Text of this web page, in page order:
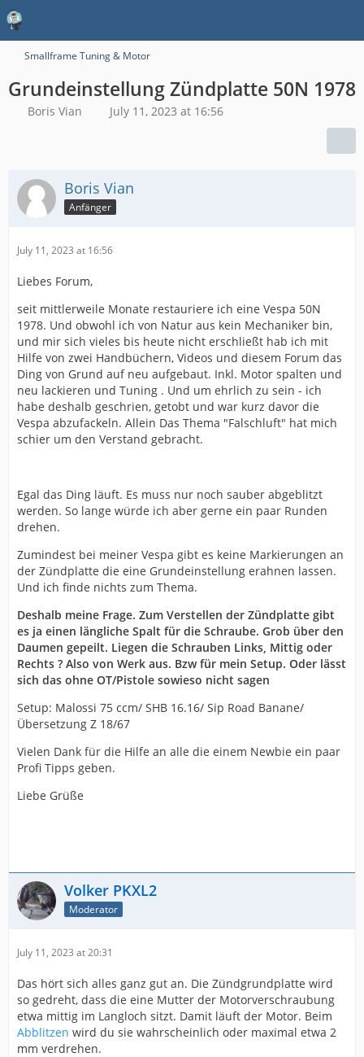
Smallframe Tuning & Motor
Grundeinstellung Zündplatte 50N 1978
Boris Vian July 11, 2023 at 16:56
Boris Vian
Anfänger
July 11, 2023 at 16:56
Liebes Forum,
seit mittlerweile Monate restauriere ich eine Vespa 50N
1978. Und obwohl ich von Natur aus kein Mechaniker bin,
und mir sich vieles bis heute nicht erschließt hab ich mit
Hilfe von zwei Handbüchern, Videos und diesem Forum das
Ding von Grund auf neu aufgebaut. Inkl. Motor spalten und
neu lackieren und Tuning . Und um ehrlich zu sein - ich
habe deshalb geschrien, getobt und war kurz davor die
Vespa abzufackeln. Allein Das Thema "Falschluft" hat mich
schier um den Verstand gebracht.
Egal das Ding läuft. Es muss nur noch sauber abgeblitzt
werden. So lange würde ich aber gerne ein paar Runden
drehen.
Zumindest bei meiner Vespa gibt es keine Markierungen an
der Zündplatte die eine Grundeinstellung erahnen lassen.
Und ich finde nichts zum Thema.
Deshalb meine Frage. Zum Verstellen der Zündplatte gibt
es ja einen längliche Spalt für die Schraube. Grob über den
Daumen gepeilt. Liegen die Schrauben Links, Mittig oder
Rechts ? Also von Werk aus. Bzw für mein Setup. Oder lässt
sich das ohne OT/Pistole sowieso nicht sagen
Setup: Malossi 75 ccm/ SHB 16.16/ Sip Road Banane/
Übersetzung Z 18/67
Vielen Dank für die Hilfe an alle die einem Newbie ein paar
Profi Tipps geben.
Liebe Grüße
Volker PKXL2
Moderator
July 11, 2023 at 20:31
Das hört sich alles ganz gut an. Die Zündgrundplatte wird
so gedreht, dass die eine Mutter der Motorverschraubung
etwa mittig im Langloch sitzt. Damit läuft der Motor. Beim
Abblitzen wird du sie wahrscheinlich oder maximal etwa 2
mm verdrehen.